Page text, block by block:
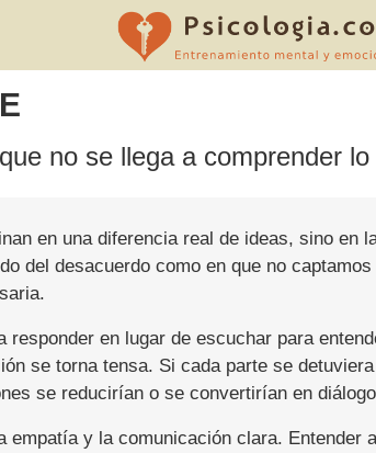
no se llega a comprender
en una diferencia real de ideas, sino en
del desacuerdo como en que no
en lugar de escuchar para
se torna tensa. Si cada parte se
se reducirían o se convertirían en
empatía y la comunicación clara.